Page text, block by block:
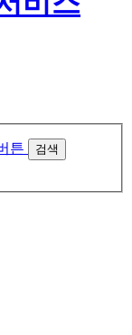
검색